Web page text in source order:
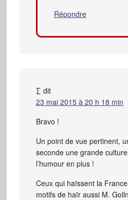
Répondre
∑ dit
23 mai 2015 à 20 h 18 min
Bravo !
Un point de vue pertinent,
seconde une grande
l’humour en plus !
Ceux qui haïssent la
motifs de haïr aussi M.